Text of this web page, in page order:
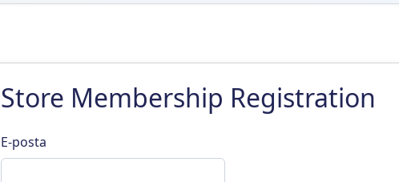
Store Membership Registration
E-posta